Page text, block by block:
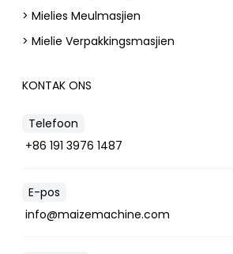
> Mielies Meulmasjien
> Mielie Verpakkingsmasjien
KONTAK ONS
Telefoon
+86 191 3976 1487
E-pos
info@maizemachine.com